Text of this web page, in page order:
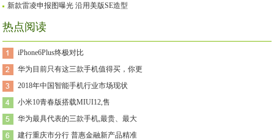
新款雷凌申报图曝光 沿用美版SE造型
热点阅读
iPhone6Plus终极对比
华为目前只有这三款手机值得买，你更
2018年中国智能手机行业市场现状
小米10青春版搭载MIUI12,售
华为最具代表的三款手机,最贵、最大
建行重庆市分行 普惠金融新产品精准